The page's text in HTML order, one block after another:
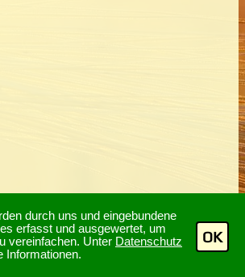
durch uns und eingebundene
erfasst und ausgewertet, um
vereinfachen. Unter Datenschutz
Informationen.
OK